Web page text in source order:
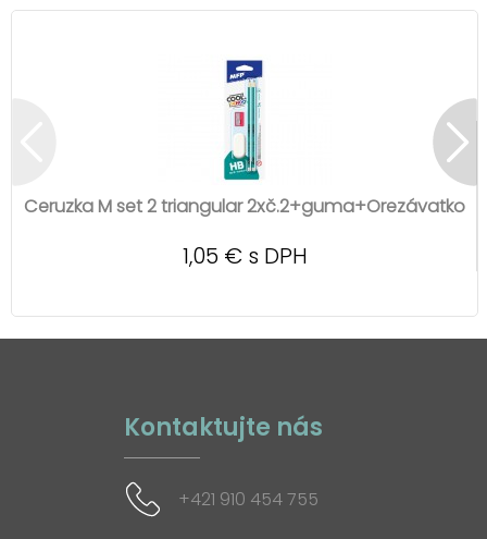
Ceruzka M set 2 triangular 2xč.2+guma+Orezávatko
1,05 € s DPH
Kontaktujte nás
+421 910 454 755